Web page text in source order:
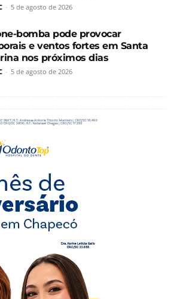
- 5 de agosto de 2026
bomba pode provocar
e ventos fortes em Santa
nos próximos dias
- 5 de agosto de 2026